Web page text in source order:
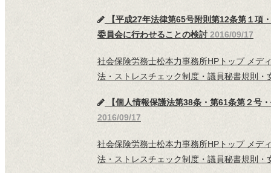
【平成27年法律第65号附則第12条第１項
委員会に行わせることの検討 2016/09/17
社会保険労務士松本力事務所HPトップ メデ
法・ストレスチェック制度・議員秘書規則
【個人情報保護法第38条・第61条第２号
2016/09/17
社会保険労務士松本力事務所HPトップ メデ
法・ストレスチェック制度・議員秘書規則